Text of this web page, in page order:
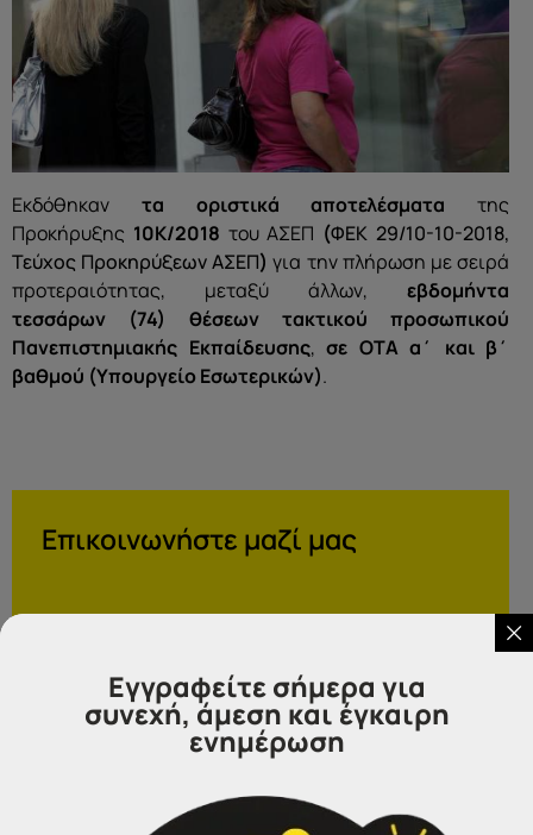
Εκδόθηκαν τα οριστικά αποτελέσματα της
Προκήρυξης 10Κ/2018 του ΑΣΕΠ (ΦΕΚ 29/10-10-2018,
Τεύχος Προκηρύξεων ΑΣΕΠ) για την πλήρωση με σειρά
προτεραιότητας, μεταξύ άλλων, εβδομήντα
τεσσάρων
(74) θέσεων τακτικού προσωπικού
Πανεπιστημιακής Εκπαίδευσης, σε ΟΤΑ α΄ και β΄
βαθμού (Υπουργείο Εσωτερικών).
Επικοινωνήστε μαζί μας
Θα χαρούμε να σας εξυπηρετήσουμε:
23213 02583
Εγγραφείτε σήμερα για
συνεχή, άμεση και έγκαιρη
ενημέρωση